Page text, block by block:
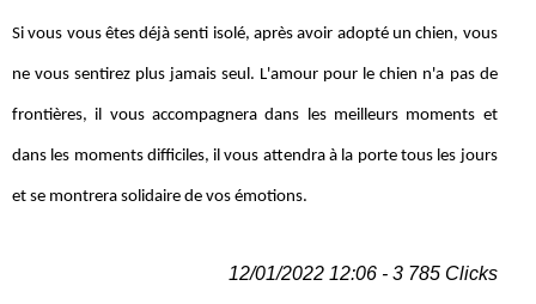
Si vous vous êtes déjà senti isolé, après avoir adopté un chien, vous
ne vous sentirez plus jamais seul. L'amour pour le chien n'a pas de
frontières, il vous accompagnera dans les meilleurs moments et
dans les moments difficiles, il vous attendra à la porte tous les jours
et se montrera solidaire de vos émotions.
12/01/2022 12:06 - 3 785 Clicks